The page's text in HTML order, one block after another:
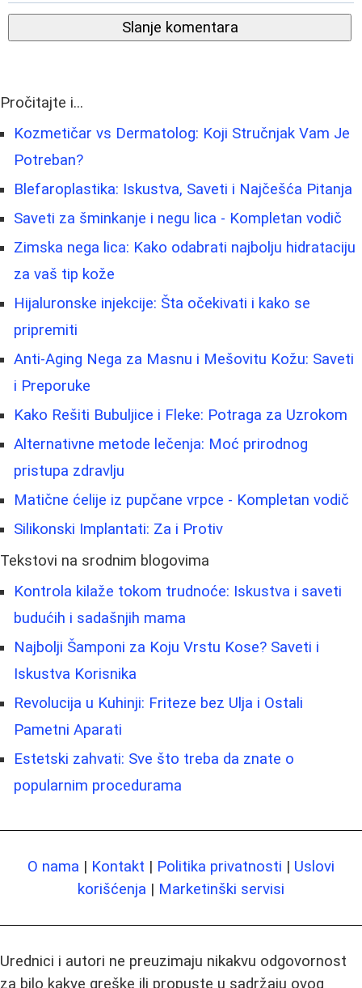
Slanje komentara
Pročitajte i...
Kozmetičar vs Dermatolog: Koji Stručnjak Vam Je
Potreban?
Blefaroplastika: Iskustva, Saveti i Najčešća Pitanja
Saveti za šminkanje i negu lica - Kompletan vodič
Zimska nega lica: Kako odabrati najbolju hidrataciju
za vaš tip kože
Hijaluronske injekcije: Šta očekivati i kako se
pripremiti
Anti-Aging Nega za Masnu i Mešovitu Kožu: Saveti
i Preporuke
Kako Rešiti Bubuljice i Fleke: Potraga za Uzrokom
Alternativne metode lečenja: Moć prirodnog
pristupa zdravlju
Matične ćelije iz pupčane vrpce - Kompletan vodič
Silikonski Implantati: Za i Protiv
Tekstovi na srodnim blogovima
Kontrola kilaže tokom trudnoće: Iskustva i saveti
budućih i sadašnjih mama
Najbolji Šamponi za Koju Vrstu Kose? Saveti i
Iskustva Korisnika
Revolucija u Kuhinji: Friteze bez Ulja i Ostali
Pametni Aparati
Estetski zahvati: Sve što treba da znate o
popularnim procedurama
O nama | Kontakt | Politika privatnosti | Uslovi
korišćenja | Marketinški servisi
Urednici i autori ne preuzimaju nikakvu odgovornost
za bilo kakve greške ili propuste u sadržaju ovog